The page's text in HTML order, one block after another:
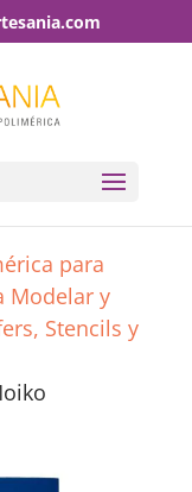
para
Modelar y
Stencils y